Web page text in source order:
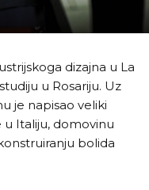
dizajna u La
u Rosariju. Uz
je napisao veliki
u Italiju, domovinu
bolida